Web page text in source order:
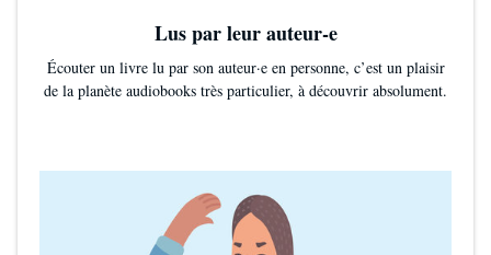
Lus par leur auteur-e
Écouter un livre lu par son auteur·e en personne, c’est un plaisir
de la planète audiobooks très particulier, à découvrir absolument.